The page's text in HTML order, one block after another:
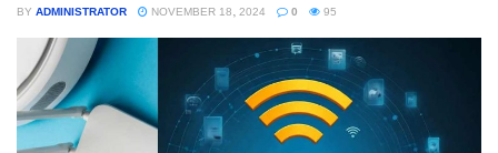
BY ADMINISTRATOR NOVEMBER 18, 2024 0 95